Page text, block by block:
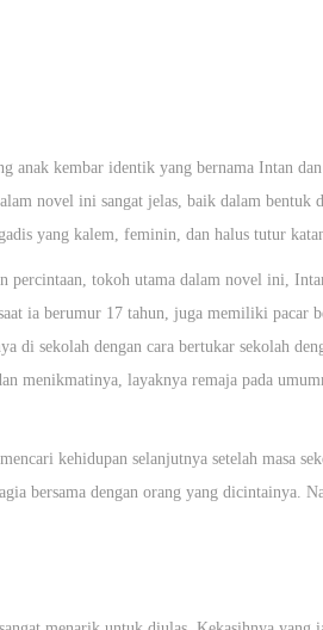
kembar identik yang bernama Intan
novel ini sangat jelas, baik dalam
yang kalem, feminin, dan halus tutur
percintaan, tokoh utama dalam novel ini,
ia berumur 17 tahun, juga memiliki
di sekolah dengan cara bertukar sekolah
menikmatinya, layaknya remaja pada
kehidupan selanjutnya setelah masa
bersama dengan orang yang dicintainya.